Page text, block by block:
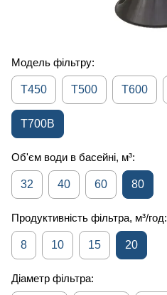
Модель фільтру:
T450 T500 T600
T700B
Об'єм води в басейні, м³:
32 40 60 80
Продуктивність фільтра, м³/год:
8 10 15 20
Діаметр фільтра: